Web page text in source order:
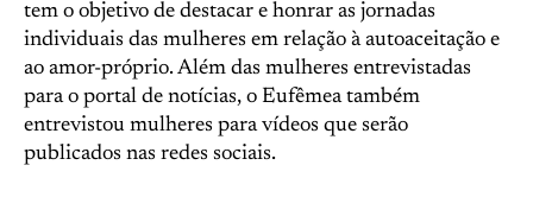
tem o objetivo de destacar e honrar as jornadas
individuais das mulheres em relação à autoaceitação e
ao amor-próprio. Além das mulheres entrevistadas
para o portal de notícias, o Eufêmea também
entrevistou mulheres para vídeos que serão
publicados nas redes sociais.